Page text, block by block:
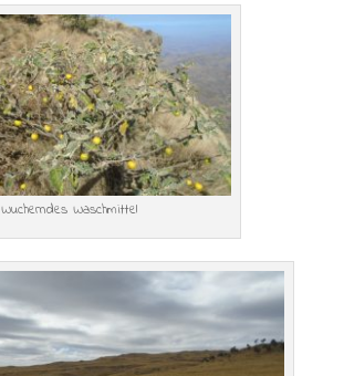
Wucherndes Waschmittel